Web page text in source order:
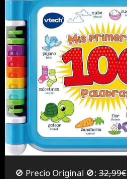
🚫 Precio Original 🚫:32,99€